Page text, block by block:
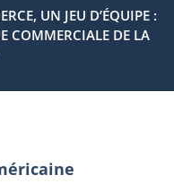
UN JEU D’ÉQUIPE :
COMMERCIALE DE LA